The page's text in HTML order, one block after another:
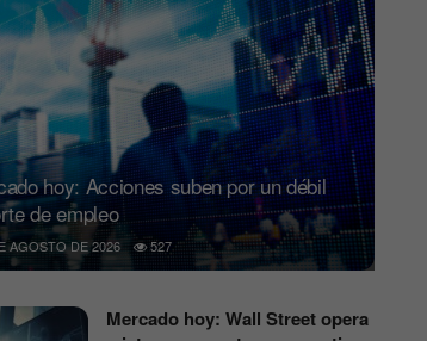
hoy: Acciones suben por un débil
de empleo
AGOSTO DE 2026 527
Mercado hoy: Wall Street opera